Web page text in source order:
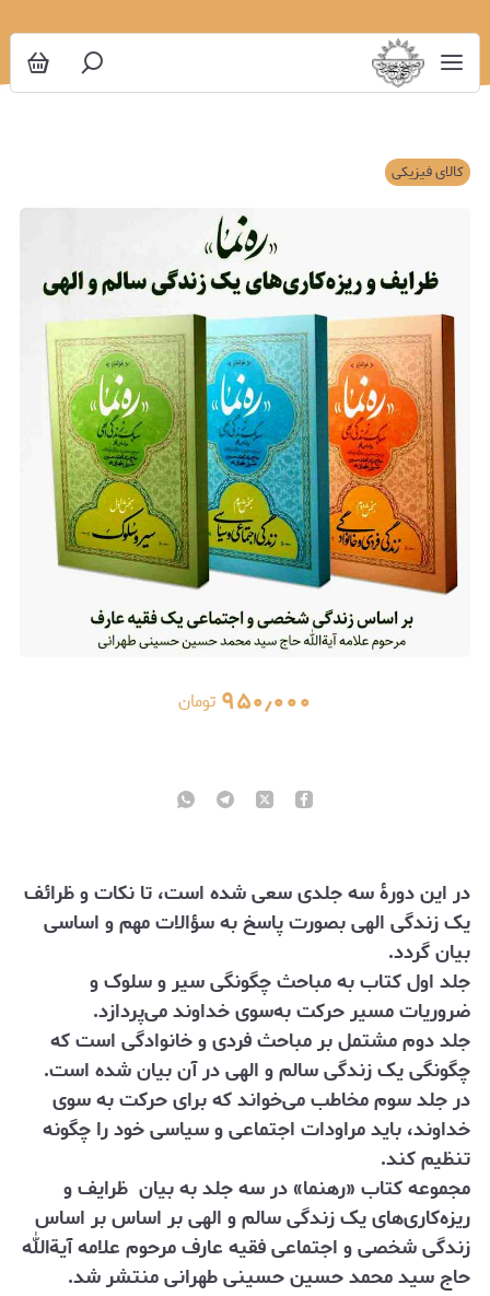
کالای فیزیکی
۹۵۰٫۰۰۰ تومان
در این دورۀ سه جلدی سعی شده است، تا نکات و ظرائف
یک زندگی الهی بصورت پاسخ به سؤالات مهم و اساسی
بیان گردد.
جلد اول کتاب به مباحث چگونگی سیر و سلوک و
ضروریات مسیر حرکت به‌سوی خداوند می‌پردازد.
جلد دوم مشتمل بر مباحث فردی و خانوادگی است که
چگونگی یک زندگی سالم و الهی در آن بیان شده است.
در جلد سوم مخاطب می‌خواند که برای حرکت به سوی
خداوند، باید مراودات اجتماعی و سیاسی خود را چگونه
تنظیم کند.
مجموعه کتاب «رهنما» در سه جلد به بیان ظرایف و
ریزه‌کاری‌های یک زندگی سالم و الهی بر اساس بر اساس
زندگی شخصی و اجتماعی فقیه عارف مرحوم علامه آیةالله
حاج سید محمد حسین حسینی طهرانی منتشر شد.